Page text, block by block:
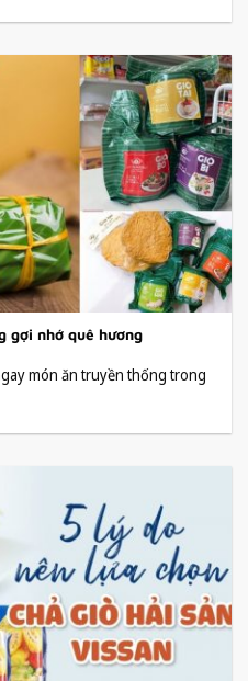
gợi nhớ quê hương
món ăn truyền thống trong